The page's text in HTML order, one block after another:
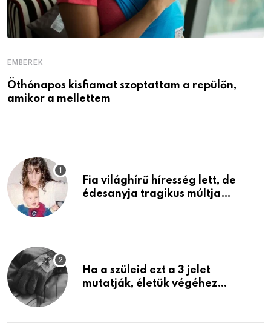
EMBEREK
Öthónapos kisfiamat szoptattam a repülőn,
amikor a mellettem
Fia világhírű híresség lett, de
édesanyja tragikus múltja
Ha a szüleid ezt a 3 jelet
mutatják, életük végéhez